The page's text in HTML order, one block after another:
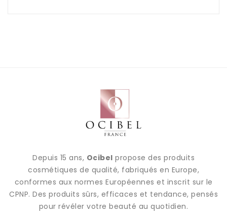
Depuis 15 ans, Ocibel propose des produits
cosmétiques de qualité, fabriqués en Europe,
conformes aux normes Européennes et inscrit sur le
CPNP. Des produits sûrs, efficaces et tendance, pensés
pour révéler votre beauté au quotidien.